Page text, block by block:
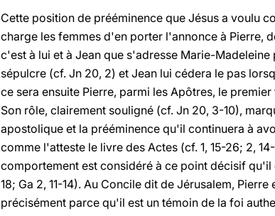
Cette position de prééminence que Jésus a voulu
charge les femmes d'en porter l'annonce à Pierre,
c'est à lui et à Jean que s'adresse Marie-
sépulcre (cf. Jn 20, 2) et Jean lui cédera le pas
ce sera ensuite Pierre, parmi les Apôtres, le
Son rôle, clairement souligné (cf. Jn 20, 3-10),
apostolique et la prééminence qu'il continuera à
comme l'atteste le livre des Actes (cf. 1, 15-26; 2,
comportement est considéré à ce point décisif qu'il
18; Ga 2, 11-14). Au Concile dit de Jérusalem,
précisément parce qu'il est un témoin de la foi